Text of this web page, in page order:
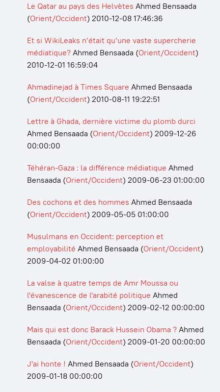
Le Qatar au pays des Helvètes Ahmed Bensaada
(Orient/Occident) 2010-12-08 17:46:36
Et si WikiLeaks n’était qu’une vaste supercherie
médiatique?Ahmed Bensaada (Orient/Occident)
2010-12-01 16:59:04
Ahmadinejad à Times Square Ahmed Bensaada
(Orient/Occident) 2010-08-11 19:22:51
Lettre à Ghada, dernière victime du plomb durci
Ahmed Bensaada (Orient/Occident) 2009-12-26
00:00:00
Téhéran-Gaza : la différence médiatique Ahmed
Bensaada (Orient/Occident) 2009-06-23 01:00:00
Des cochons et des hommes Ahmed Bensaada
(Orient/Occident) 2009-05-05 01:00:00
Musulmans en Occident: perception et
employabilité Ahmed Bensaada (Orient/Occident)
2009-04-02 01:00:00
La valse à quatre temps de Amr Moussa ou
l'évanescence de l'arabité politique Ahmed
Bensaada (Orient/Occident) 2009-02-12 00:00:00
Mais qui est donc Barack Hussein Obama ?Ahmed
Bensaada (Orient/Occident) 2009-01-20 00:00:00
J'ai honte ! Ahmed Bensaada (Orient/Occident)
2009-01-18 00:00:00